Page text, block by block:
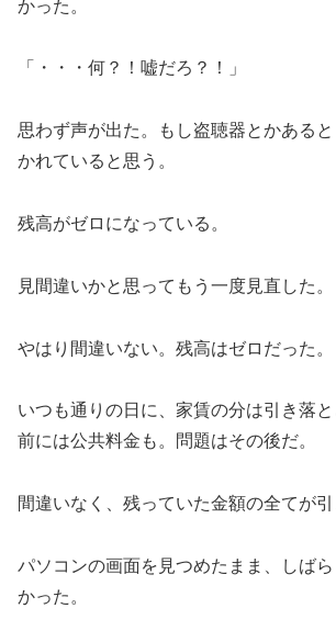
かった。
「・・・何？！嘘だろ？！」
思わず声が出た。もし盗聴器とかある
かれていると思う。
残高がゼロになっている。
見間違いかと思ってもう一度見直した。
やはり間違いない。残高はゼロだった。
いつも通りの日に、家賃の分は引き落
前には公共料金も。問題はその後だ。
間違いなく、残っていた金額の全てが引
パソコンの画面を見つめたまま、しば
かった。